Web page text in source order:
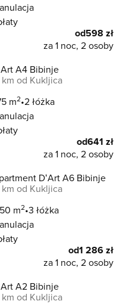
od598 zł
za 1 noc, 2 osoby
A4 Bibinje
km od Kukljica
m2 2 łóżka
od641 zł
za 1 noc, 2 osoby
DʻArt A6 Bibinje
km od Kukljica
m2 3 łóżka
od1 286 zł
za 1 noc, 2 osoby
A2 Bibinje
km od Kukljica